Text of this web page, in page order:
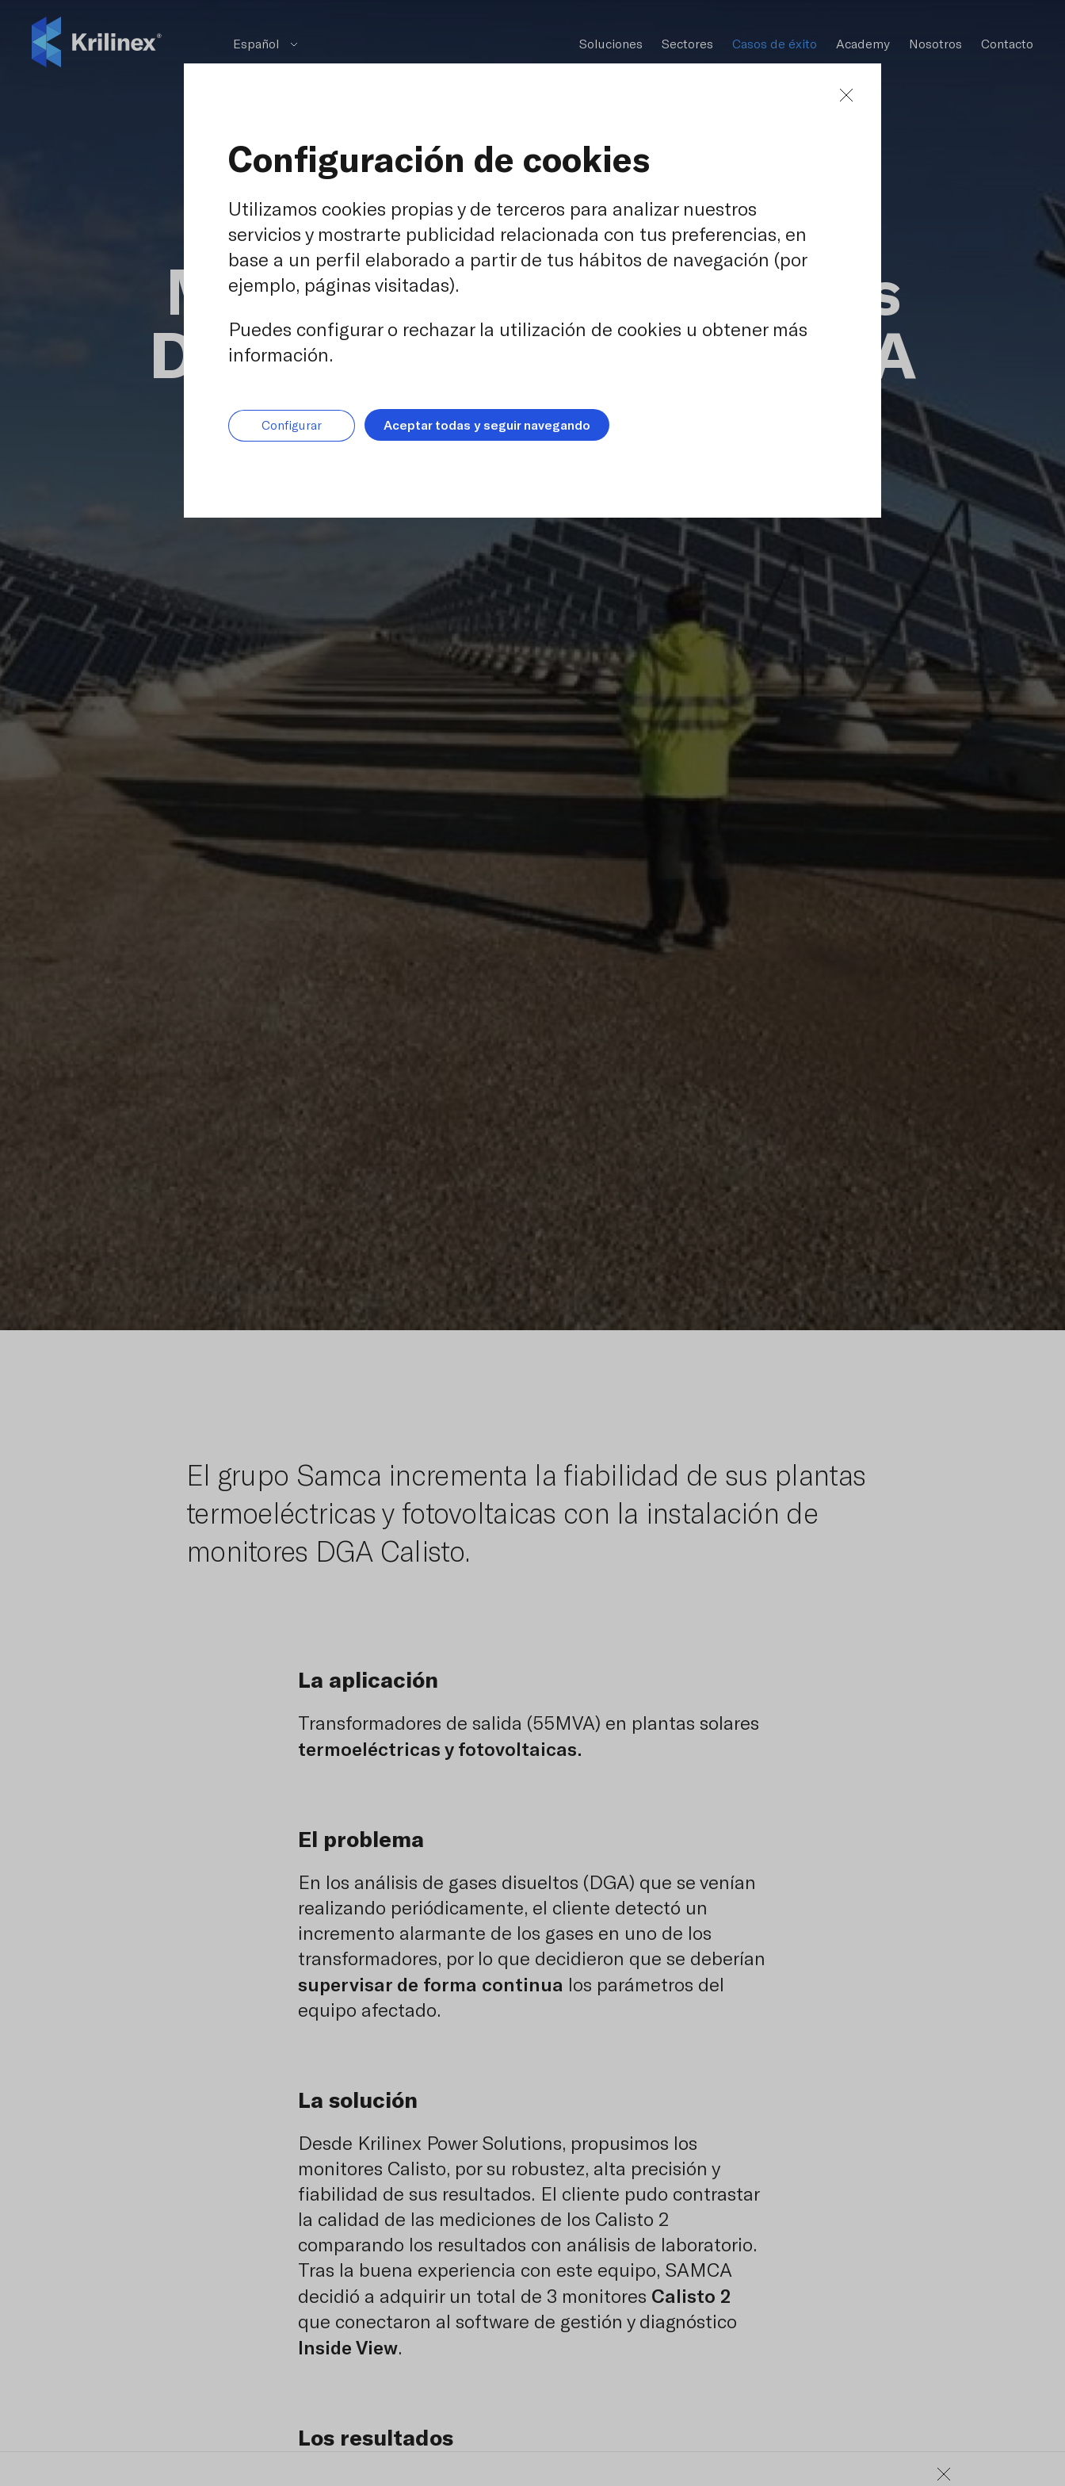
Español Soluciones Sectores Casos de éxito Academy Nosotros Contacto
Morgan Schaffer Calistos
DGA - Renovables SAMCA
El grupo Samca incrementa la fiabilidad de sus plantas
termoeléctricas y fotovoltaicas con la instalación de
monitores DGA Calisto.
La aplicación
Transformadores de salida (55MVA) en plantas solares
termoeléctricas y fotovoltaicas.
El problema
En los análisis de gases disueltos (DGA) que se venían
realizando periódicamente, el cliente detectó un
incremento alarmante de los gases en uno de los
transformadores, por lo que decidieron que se deberían
supervisar de forma continua los parámetros del
equipo afectado.
La solución
Desde Krilinex Power Solutions, propusimos los
monitores Calisto, por su robustez, alta precisión y
fiabilidad de sus resultados. El cliente pudo contrastar
la calidad de las mediciones de los Calisto 2
comparando los resultados con análisis de laboratorio.
Tras la buena experiencia con este equipo, SAMCA
decidió a adquirir un total de 3 monitores Calisto 2
que conectaron al software de gestión y diagnóstico
Inside View.
Los resultados
Configuración de cookies
Utilizamos cookies propias y de terceros para analizar nuestros
servicios y mostrarte publicidad relacionada con tus preferencias, en
base a un perfil elaborado a partir de tus hábitos de navegación (por
ejemplo, páginas visitadas).
Puedes configurar o rechazar la utilización de cookies u obtener más
información.
Configurar Aceptar todas y seguir navegando